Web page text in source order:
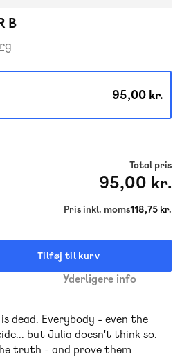
B
95,00 kr.
Total pris
95,00 kr.
Pris inkl. moms118,75 kr.
Tilføj til kurv
Yderligere info
dead. Everybody - even the
but Julia doesn't think so.
truth - and prove them